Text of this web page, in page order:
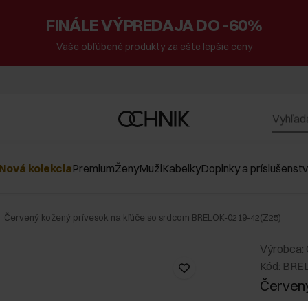
FINÁLE VÝPREDAJA DO -60%
Vaše obľúbené produkty za ešte lepšie ceny
kolekciaPremiumŽenyMužiKabelkyDoplnky a
Červený kožený prívesok na kľúče so srdcom BRELOK-0219-42(Z25)
Výrobca:
Kód: